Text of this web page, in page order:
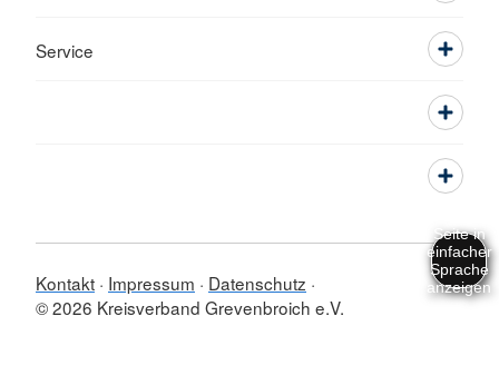
Service
Kontakt Impressum
Datenschutz
© 2026 Kreisverband Grevenbroich e.V.